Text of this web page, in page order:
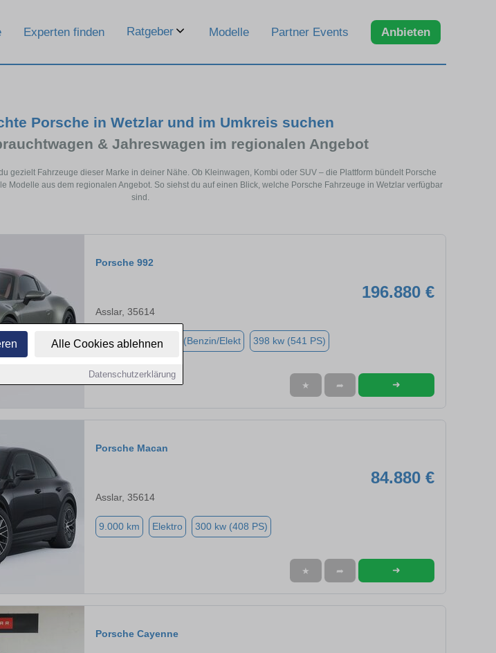
Alle Cookies ablehnen
Datenschutzerklärung
Experten finden Ratgeber Modelle Partner Events Anbieten
Porsche in Wetzlar und im Umkreis suchen
& Jahreswagen im regionalen Angebot
gezielt Fahrzeuge dieser Marke in deiner Nähe. Ob Kleinwagen, Kombi oder SUV – die Plattform bündelt Porsche
Modelle aus dem regionalen Angebot. So siehst du auf einen Blick, welche Porsche Fahrzeuge in Wetzlar verfügbar
sind.
Porsche 992
196.880 €
Asslar, 35614
6.000 km Hybrid (Benzin/Elekt 398 kw (541 PS)
★ ➦ ➜
Porsche Macan
84.880 €
Asslar, 35614
9.000 km Elektro 300 kw (408 PS)
★ ➦ ➜
Porsche Cayenne